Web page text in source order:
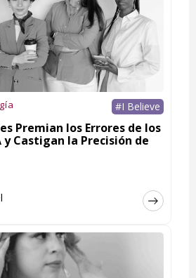
#I Believe
Premian los Errores de los
y Castigan la Precisión de